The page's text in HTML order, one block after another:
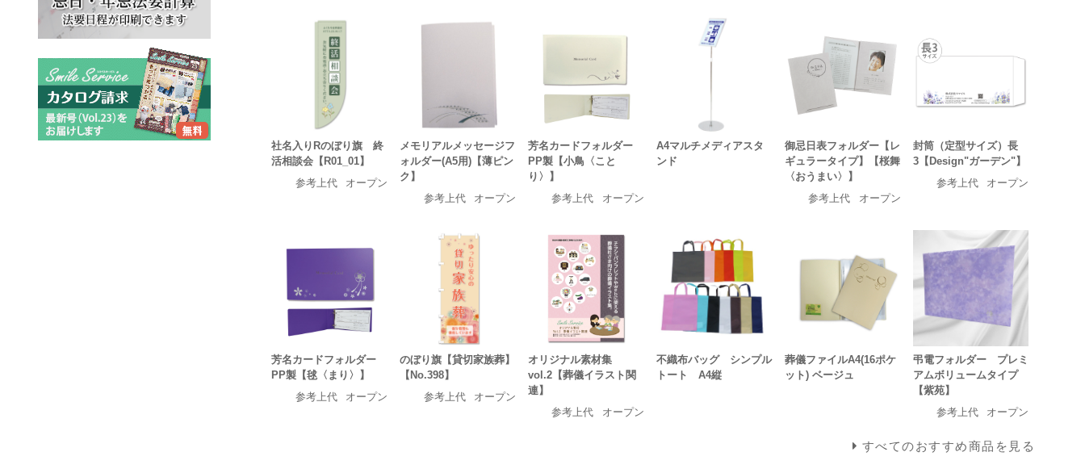
社名入りRのぼり旗 終
活相談会【R01_01】
参考上代
オープン
メモリアルメッセージフ
ォルダー(A5用)【薄ピン
ク】
参考上代
オープン
芳名カードフォルダー
PP製【小鳥〈こと
り〉】
参考上代
オープン
A4マルチメディアスタ
ンド
御忌日表フォルダー【レ
ギュラータイプ】【桜舞
〈おうまい〉】
参考上代
オープン
封筒（定型サイズ）長
3【Design"ガーデン"】
参考上代
オープン
芳名カードフォルダー
PP製【毬〈まり〉】
参考上代
オープン
のぼり旗【貸切家族葬】
【No.398】
参考上代
オープン
オリジナル素材集
vol.2【葬儀イラスト関
連】
参考上代
オープン
不織布バッグ シンプル
トート A4縦
葬儀ファイルA4(16ポケ
ット) ベージュ
弔電フォルダー プレミ
アムボリュームタイプ
【紫苑】
参考上代
オープン
すべてのおすすめ商品を見る